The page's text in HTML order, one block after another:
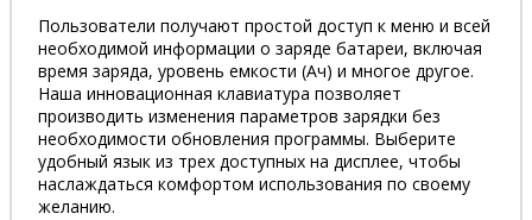
Пользователи получают простой доступ к меню и всей
необходимой информации о заряде батареи, включая
время заряда, уровень емкости (Ач) и многое другое.
Наша инновационная клавиатура позволяет
производить изменения параметров зарядки без
необходимости обновления программы. Выберите
удобный язык из трех доступных на дисплее, чтобы
наслаждаться комфортом использования по своему
желанию.